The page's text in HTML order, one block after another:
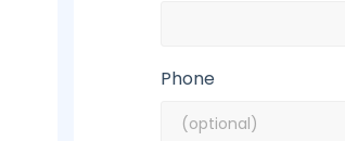
Phone